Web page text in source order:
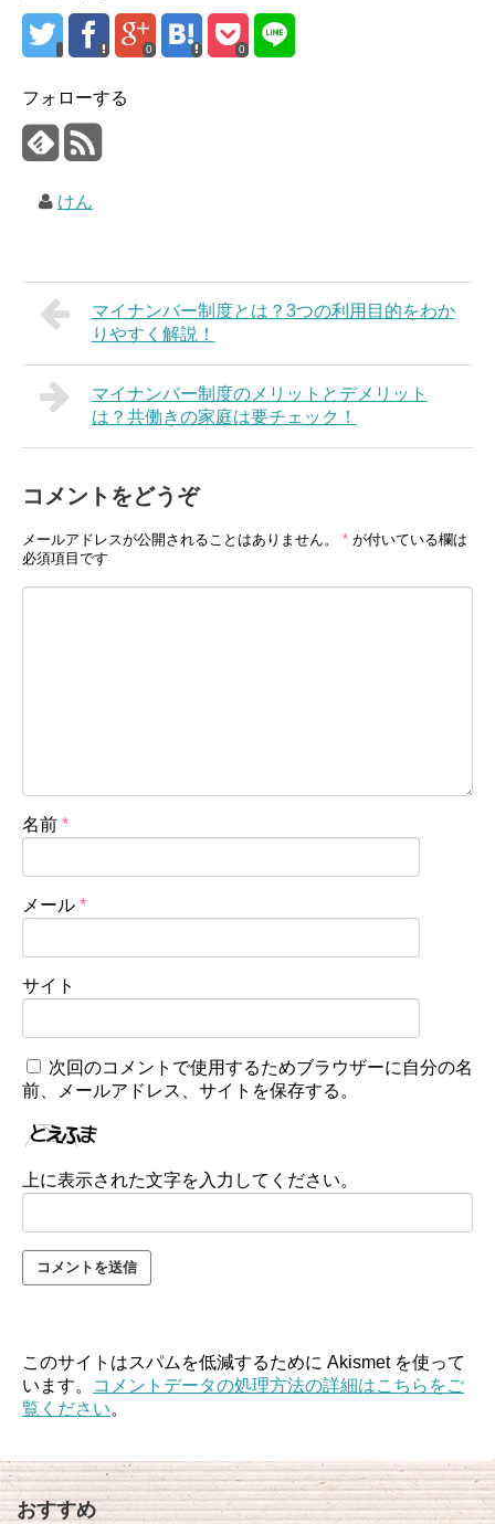
0 0
フォローする
けん
マイナンバー制度とは？3つの利用目的をわか
りやすく解説！
マイナンバー制度のメリットとデメリット
は？共働きの家庭は要チェック！
コメントをどうぞ
メールアドレスが公開されることはありません。 * が付いている欄は
必須項目です
名前 *
メール *
サイト
次回のコメントで使用するためブラウザーに自分の名
前、メールアドレス、サイトを保存する。
上に表示された文字を入力してください。
このサイトはスパムを低減するために Akismet を使って
います。
コメントデータの処理方法の詳細はこちらをご
覧ください。
おすすめ